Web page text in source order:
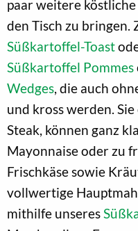
paar weitere
den Tisch zu bringen.
Süßkartoffel-Toast
Süßkartoffel Pommes
Wedges, die auch
und kross werden.
Steak, können ganz
Mayonnaise oder zu
Frischkäse sowie
vollwertige
mithilfe unseres